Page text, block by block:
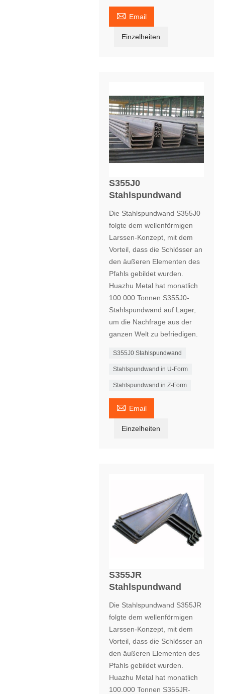
 Email
Einzelheiten
S355J0
Stahlspundwand
Die Stahlspundwand S355J0
folgte dem wellenförmigen
Larssen-Konzept, mit dem
Vorteil, dass die Schlösser an
den äußeren Elementen des
Pfahls gebildet wurden.
Huazhu Metal hat monatlich
100.000 Tonnen S355J0-
Stahlspundwand auf Lager,
um die Nachfrage aus der
ganzen Welt zu befriedigen.
S355J0 Stahlspundwand
Stahlspundwand in U-Form
Stahlspundwand in Z-Form
 Email
Einzelheiten
S355JR
Stahlspundwand
Die Stahlspundwand S355JR
folgte dem wellenförmigen
Larssen-Konzept, mit dem
Vorteil, dass die Schlösser an
den äußeren Elementen des
Pfahls gebildet wurden.
Huazhu Metal hat monatlich
100.000 Tonnen S355JR-